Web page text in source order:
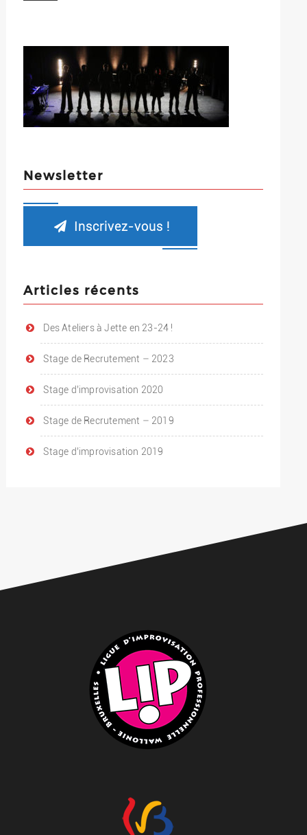
Newsletter
Inscrivez-vous !
Articles récents
Des Ateliers à Jette en 23-24 !
Stage de Recrutement – 2023
Stage d’improvisation 2020
Stage de Recrutement – 2019
Stage d’improvisation 2019